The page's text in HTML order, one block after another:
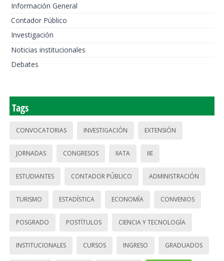
Información General
Contador Público
Investigación
Noticias institucionales
Debates
Tags
CONVOCATORIAS INVESTIGACIÓN EXTENSIÓN
JORNADAS CONGRESOS IIATA IIE
ESTUDIANTES CONTADOR PÚBLICO ADMINISTRACIÓN
TURISMO ESTADÍSTICA ECONOMÍA CONVENIOS
POSGRADO POSTÍTULOS CIENCIA Y TECNOLOGÍA
INSTITUCIONALES CURSOS INGRESO GRADUADOS